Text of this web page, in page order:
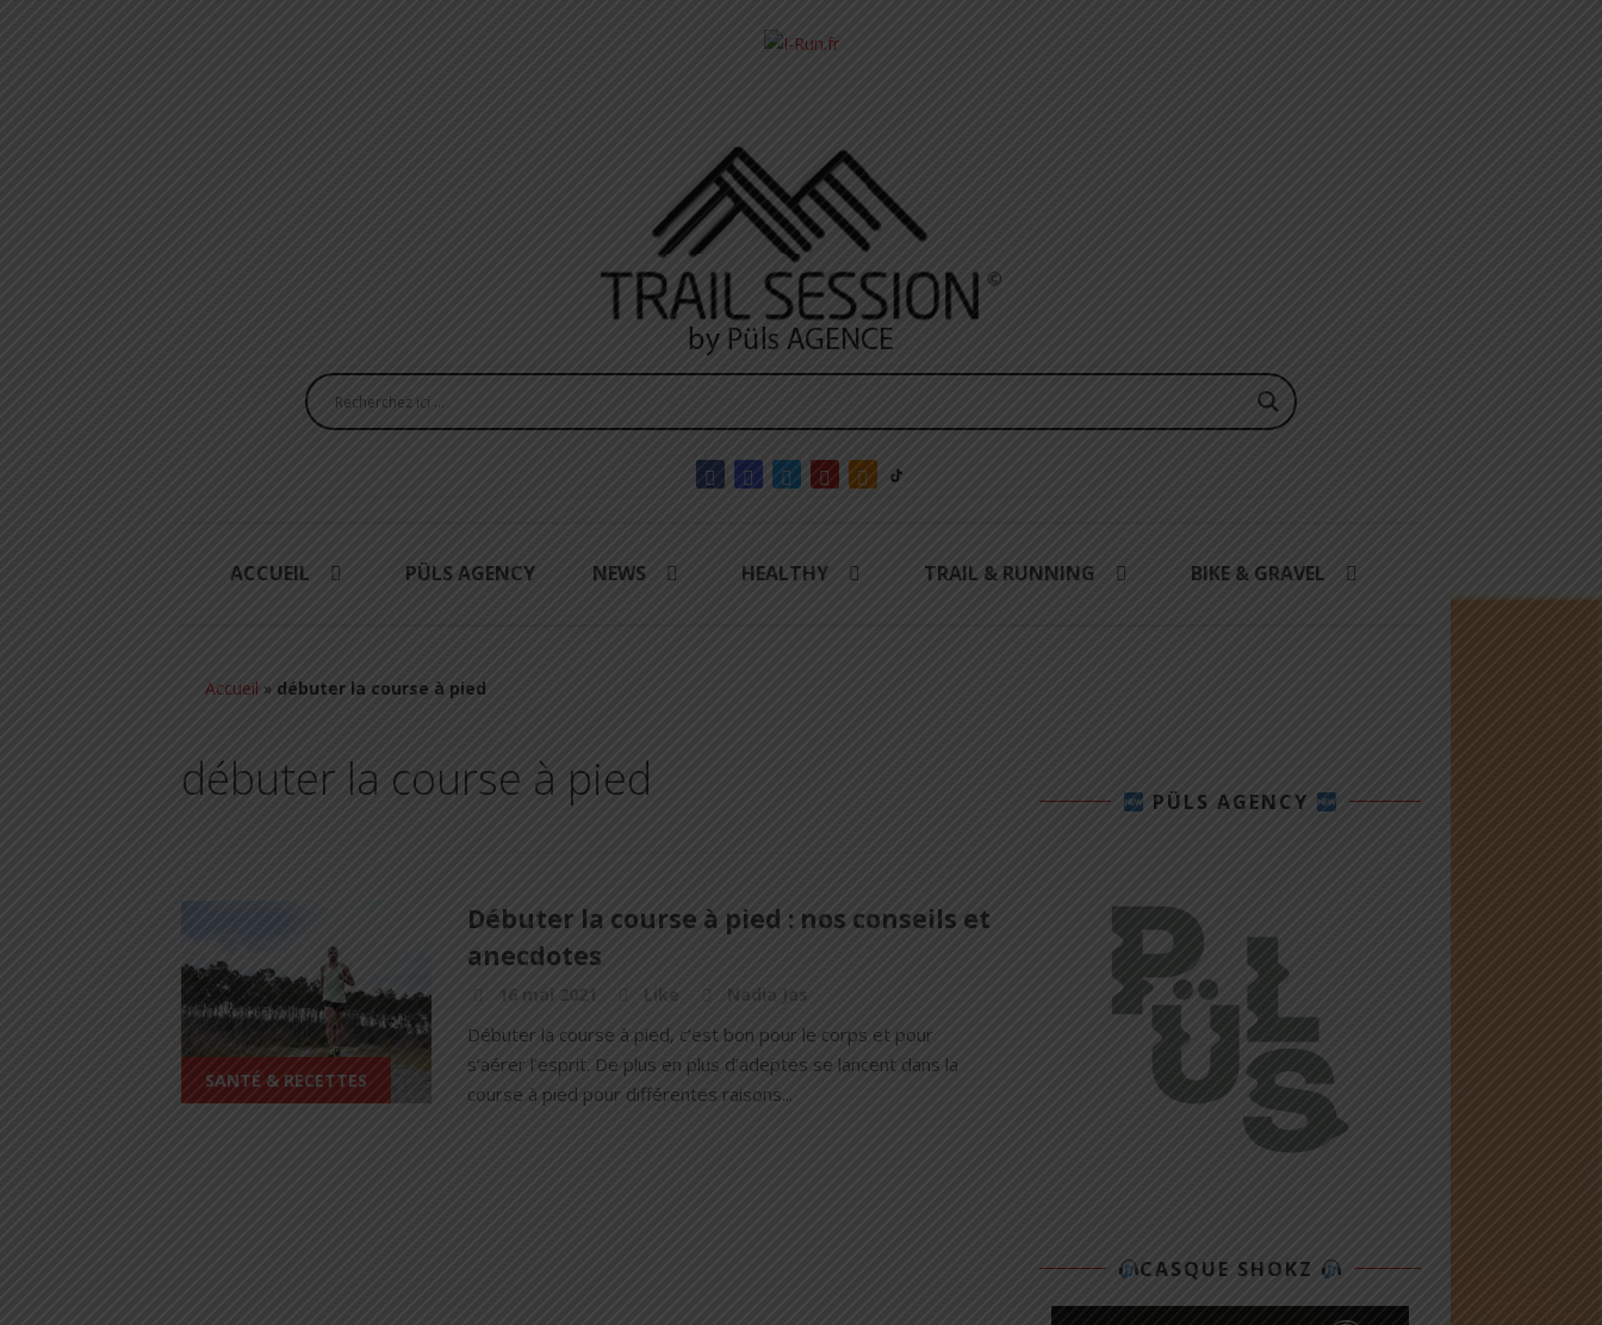
ACCUEIL PÜLS AGENCY NEWS HEALTHY TRAIL & RUNNING BIKE & GRAVEL
Accueil » débuter la course à pied
débuter la course à pied
SANTÉ & RECETTES
Débuter la course à pied : nos conseils et
anecdotes
16 mai 2021 Like Nadia Jas
Débuter la course à pied, c’est bon pour le corps et pour
s’aérer l’esprit. De plus en plus d’adeptes se lancent dans la
course à pied pour différentes raisons...
PÜLS AGENCY
CASQUE SHOKZ